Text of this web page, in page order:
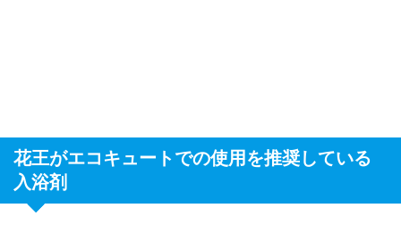
花王がエコキュートでの使用を推奨している
入浴剤